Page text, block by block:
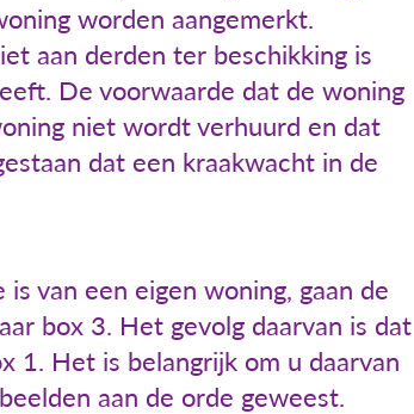
worden aangemerkt.
aan derden ter beschikking is
De voorwaarde dat de woning
niet wordt verhuurd en dat
dat een kraakwacht in de
van een eigen woning, gaan de
box 3. Het gevolg daarvan is dat
1. Het is belangrijk om u daarvan
aan de orde geweest.